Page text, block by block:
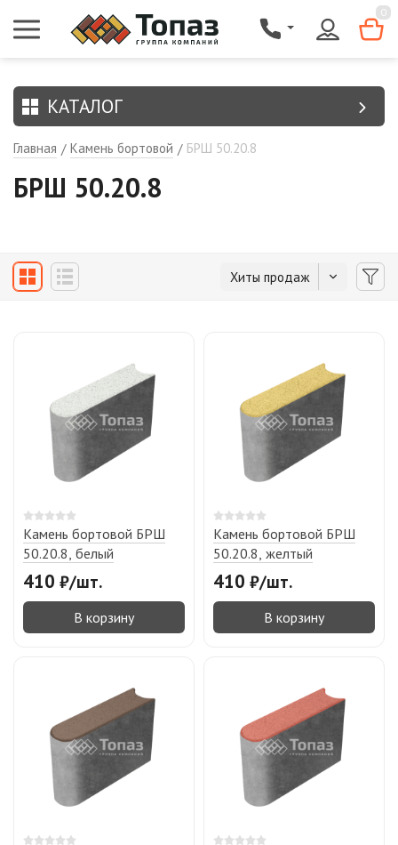
0
КАТАЛОГ
Главная / Камень бортовой / БРШ 50.20.8
БРШ 50.20.8
Хиты продаж
Камень бортовой БРШ
50.20.8, белый
410 ₽/шт.
В корзину
Камень бортовой БРШ
50.20.8, желтый
410 ₽/шт.
В корзину